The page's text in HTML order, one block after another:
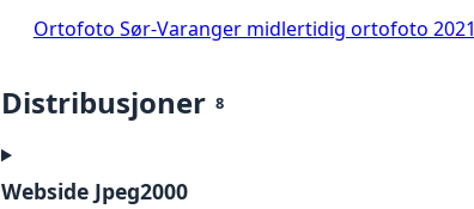
Ortofoto Sør-Varanger midlertidig ortofoto 2021
Distribusjoner 8
Webside Jpeg2000